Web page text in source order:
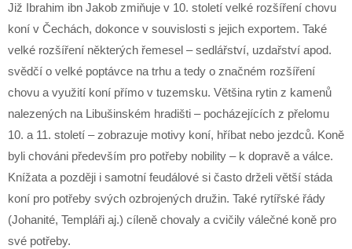
Již Ibrahim ibn Jakob zmiňuje v 10. století velké rozšíření chovu
koní v Čechách, dokonce v souvislosti s jejich exportem. Také
velké rozšíření některých řemesel – sedlářství, uzdařství apod.
svědčí o velké poptávce na trhu a tedy o značném rozšíření
chovu a využití koní přímo v tuzemsku. Většina rytin z kamenů
nalezených na Libušinském hradišti – pocházejících z přelomu
10. a 11. století – zobrazuje motivy koní, hříbat nebo jezdců. Koně
byli chováni především pro potřeby nobility – k dopravě a válce.
Knížata a později i samotní feudálové si často drželi větší stáda
koní pro potřeby svých ozbrojených družin. Také rytířské řády
(Johanité, Templáři aj.) cíleně chovaly a cvičily válečné koně pro
své potřeby.